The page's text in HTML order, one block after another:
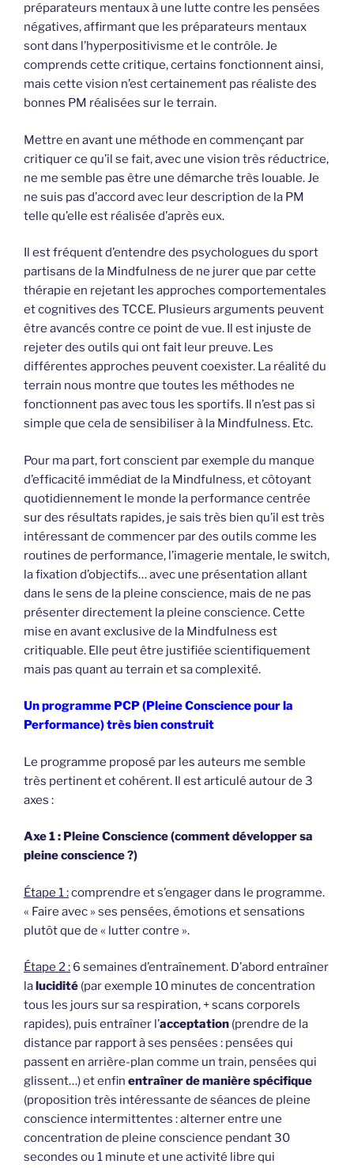
préparateurs mentaux à une lutte contre les pensées
négatives, affirmant que les préparateurs mentaux
sont dans l’hyperpositivisme et le contrôle. Je
comprends cette critique, certains fonctionnent ainsi,
mais cette vision n’est certainement pas réaliste des
bonnes PM réalisées sur le terrain.
Mettre en avant une méthode en commençant par
critiquer ce qu’il se fait, avec une vision très réductrice,
ne me semble pas être une démarche très louable. Je
ne suis pas d’accord avec leur description de la PM
telle qu’elle est réalisée d’après eux.
Il est fréquent d’entendre des psychologues du sport
partisans de la Mindfulness de ne jurer que par cette
thérapie en rejetant les approches comportementales
et cognitives des TCCE. Plusieurs arguments peuvent
être avancés contre ce point de vue. Il est injuste de
rejeter des outils qui ont fait leur preuve. Les
différentes approches peuvent coexister. La réalité du
terrain nous montre que toutes les méthodes ne
fonctionnent pas avec tous les sportifs. Il n’est pas si
simple que cela de sensibiliser à la Mindfulness. Etc.
Pour ma part, fort conscient par exemple du manque
d’efficacité immédiat de la Mindfulness, et côtoyant
quotidiennement le monde la performance centrée
sur des résultats rapides, je sais très bien qu’il est très
intéressant de commencer par des outils comme les
routines de performance, l’imagerie mentale, le switch,
la fixation d’objectifs… avec une présentation allant
dans le sens de la pleine conscience, mais de ne pas
présenter directement la pleine conscience. Cette
mise en avant exclusive de la Mindfulness est
critiquable. Elle peut être justifiée scientifiquement
mais pas quant au terrain et sa complexité.
Un programme PCP (Pleine Conscience pour la
Performance) très bien construit
Le programme proposé par les auteurs me semble
très pertinent et cohérent. Il est articulé autour de 3
axes :
Axe 1 : Pleine Conscience (comment développer sa
pleine conscience ?)
Étape 1 :comprendre et s’engager dans le programme.
« Faire avec » ses pensées, émotions et sensations
plutôt que de « lutter contre ».
Étape 2 : 6 semaines d’entraînement. D’abord entraîner
lalucidité (par exemple 10 minutes de concentration
tous les jours sur sa respiration, + scans corporels
rapides), puis entraîner l’acceptation (prendre de la
distance par rapport à ses pensées : pensées qui
passent en arrière-plan comme un train, pensées qui
glissent…) et enfin entraîner de manière spécifique
(proposition très intéressante de séances de pleine
conscience intermittentes : alterner entre une
concentration de pleine conscience pendant 30
secondes ou 1 minute et une activité libre qui